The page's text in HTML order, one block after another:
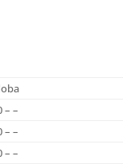
– –
– –
– –